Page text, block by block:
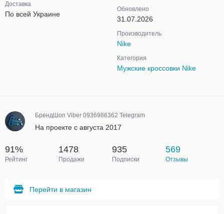
Доставка
По всей Украине
Обновлено
31.07.2026
Производитель
Nike
Категория
Мужские кроссовки Nike
БрендШоп Viber 0936986362 Telegram
На проекте с августа 2017
91%
Рейтинг
1478
Продажи
935
Подписки
569
Отзывы
Перейти в магазин